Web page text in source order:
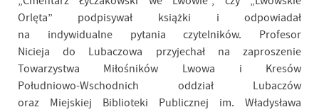
Orlęta” podpisywał książki i odpowiadał
na indywidualne pytania czytelników. Profesor
Nicieja do Lubaczowa przyjechał na zaproszenie
Towarzystwa Miłośników Lwowa i Kresów
Południowo-Wschodnich oddział Lubaczów
oraz Miejskiej Biblioteki Publicznej im. Władysława